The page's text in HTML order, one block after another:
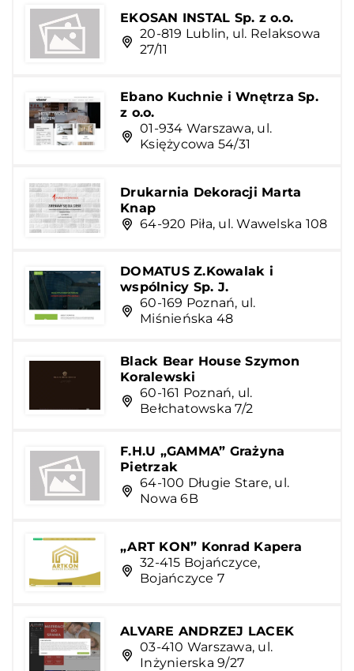
EKOSAN INSTAL Sp. z o.o.
20-819 Lublin, ul. Relaksowa
27/11
Ebano Kuchnie i Wnętrza Sp.
z o.o.
01-934 Warszawa, ul.
Księżycowa 54/31
Drukarnia Dekoracji Marta
Knap
64-920 Piła, ul. Wawelska 108
DOMATUS Z.Kowalak i
wspólnicy Sp. J.
60-169 Poznań, ul.
Miśnieńska 48
Black Bear House Szymon
Koralewski
60-161 Poznań, ul.
Bełchatowska 7/2
F.H.U „GAMMA” Grażyna
Pietrzak
64-100 Długie Stare, ul.
Nowa 6B
„ART KON” Konrad Kapera
32-415 Bojańczyce,
Bojańczyce 7
ALVARE ANDRZEJ LACEK
03-410 Warszawa, ul.
Inżynierska 9/27